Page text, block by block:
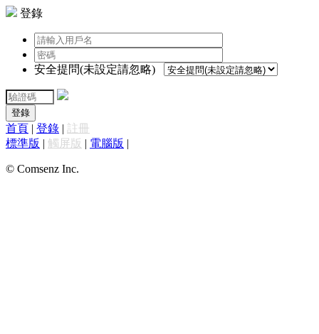
登錄
安全提問(未設定請忽略)
登錄
首頁 | 登錄 | 註冊
標準版 | 觸屏版 | 電腦版 |
© Comsenz Inc.